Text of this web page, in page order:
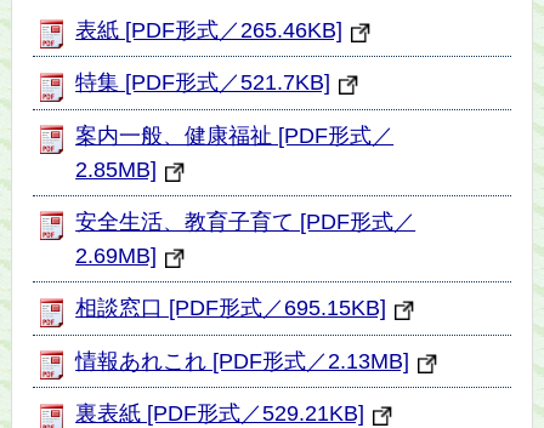
表紙 [PDF形式／265.46KB]
特集 [PDF形式／521.7KB]
案内一般、健康福祉 [PDF形式／
2.85MB]
安全生活、教育子育て [PDF形式／
2.69MB]
相談窓口 [PDF形式／695.15KB]
情報あれこれ [PDF形式／2.13MB]
裏表紙 [PDF形式／529.21KB]